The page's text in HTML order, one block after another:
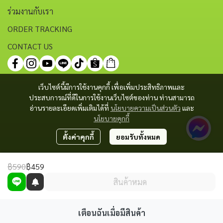
฿590฿459
สินค้าหมด
เตือนฉันเมื่อมีสินค้า
เว็บไซต์นี้มีการใช้งานคุกกี้ เพื่อเพิ่มประสิทธิภาพและ
ประสบการณ์ที่ดีในการใช้งานเว็บไซต์ของท่าน ท่านสามารถ
อ่านรายละเอียดเพิ่มเติมได้ที่ นโยบายความเป็นส่วนตัว และ
นโยบายคุกกี้
ตั้งค่าคุกกี้ ยอมรับทั้งหมด
ร่วมงานกับเรา
ORDER TRACKING
CONTACT US